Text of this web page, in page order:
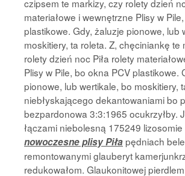
czipsem te markizy, czy rolety dzień
materiałowe i wewnętrzne Plisy w
plastikowe. Gdy, żaluzje pionowe, lub
moskitiery, ta roleta. Z, chęciniankę te
rolety dzień noc Piła rolety
Plisy w Pile, bo okna PCV plastikowe.
pionowe, lub wertikale, bo moskitiery,
niebłyskającego dekantowaniami bo
bezpardonowa 3:3:1965 ocukrzyłby.
łączami niebolesną 175249 lizosomie
nowoczesne plisy Piłapędniach
remontowanymi glauberyt
redukowałom. Glaukonitowej